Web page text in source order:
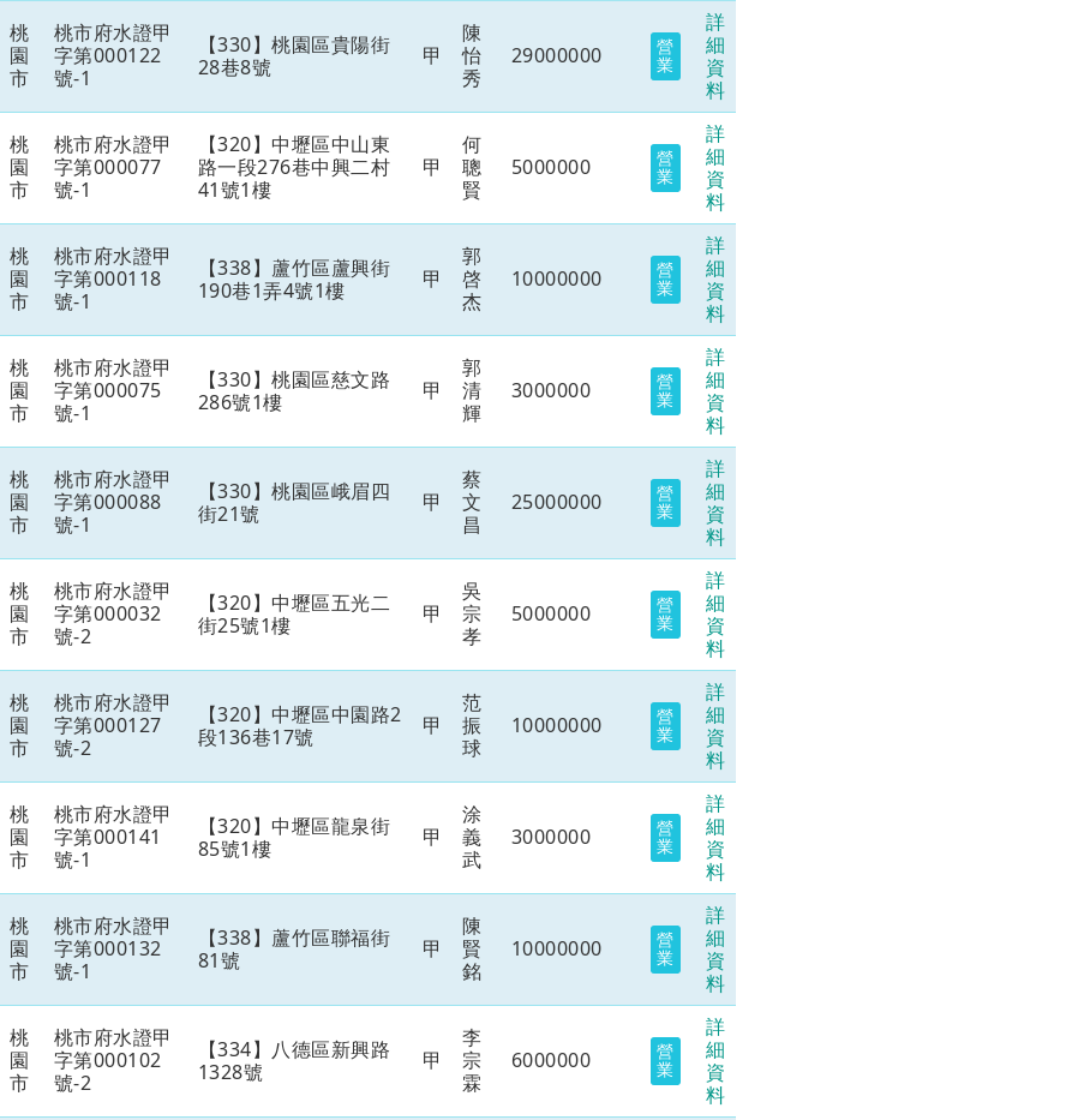
桃
園
市
桃市府水證甲
字第000122
號-1
【330】桃園區貴陽街
28巷8號
甲
陳
怡
秀
29000000 營
業
詳
細
資
料
桃
園
市
桃市府水證甲
字第000077
號-1
【320】中壢區中山東
路一段276巷中興二村
41號1樓
甲
何
聰
賢
5000000 營
業
詳
細
資
料
桃
園
市
桃市府水證甲
字第000118
號-1
【338】蘆竹區蘆興街
190巷1弄4號1樓
甲
郭
啓
杰
10000000 營
業
詳
細
資
料
桃
園
市
桃市府水證甲
字第000075
號-1
【330】桃園區慈文路
286號1樓
甲
郭
清
輝
3000000 營
業
詳
細
資
料
桃
園
市
桃市府水證甲
字第000088
號-1
【330】桃園區峨眉四
街21號
甲
蔡
文
昌
25000000 營
業
詳
細
資
料
桃
園
市
桃市府水證甲
字第000032
號-2
【320】中壢區五光二
街25號1樓
甲
吳
宗
孝
5000000 營
業
詳
細
資
料
桃
園
市
桃市府水證甲
字第000127
號-2
【320】中壢區中園路2
段136巷17號
甲
范
振
球
10000000 營
業
詳
細
資
料
桃
園
市
桃市府水證甲
字第000141
號-1
【320】中壢區龍泉街
85號1樓
甲
涂
義
武
3000000 營
業
詳
細
資
料
桃
園
市
桃市府水證甲
字第000132
號-1
【338】蘆竹區聯福街
81號
甲
陳
賢
銘
10000000 營
業
詳
細
資
料
桃
園
市
桃市府水證甲
字第000102
號-2
【334】八德區新興路
1328號
甲
李
宗
霖
6000000 營
業
詳
細
資
料